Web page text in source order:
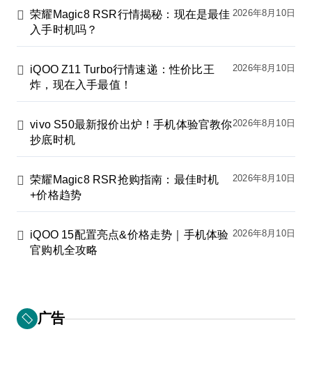
荣耀Magic8 RSR行情揭秘：现在是最佳
入手时机吗？
2026年8月10日
iQOO Z11 Turbo行情速递：性价比王
炸，现在入手最值！
2026年8月10日
vivo S50最新报价出炉！手机体验官教你
抄底时机
2026年8月10日
荣耀Magic8 RSR抢购指南：最佳时机
+价格趋势
2026年8月10日
iQOO 15配置亮点&价格走势｜手机体验
官购机全攻略
2026年8月10日
广告